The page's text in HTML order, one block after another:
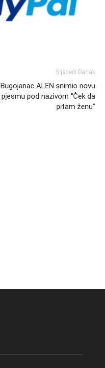
Sljedeći članak
Bugojanac ALEN snimio novu
pjesmu pod nazivom “Ček da
pitam ženu”